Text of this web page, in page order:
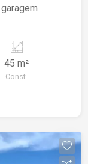
45 m²
Const.